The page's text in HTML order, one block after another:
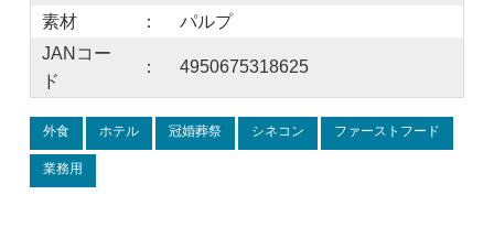
素材 ：
パルプ
JANコー
ド
： 4950675318625
外食 ホテル 冠婚葬祭 シネコン ファーストフード
業務用